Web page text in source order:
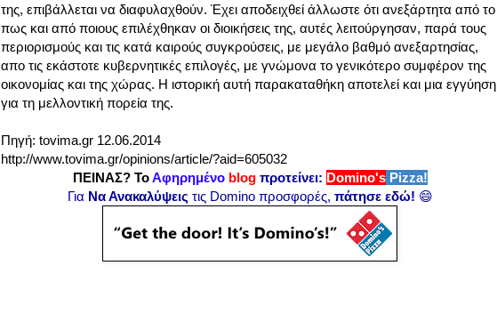
της, επιβάλλεται να διαφυλαχθούν. Έχει αποδειχθεί άλλωστε ότι ανεξάρτητα από το
πως και από ποιους επιλέχθηκαν οι διοικήσεις της, αυτές λειτούργησαν, παρά τους
περιορισμούς και τις κατά καιρούς συγκρούσεις, με μεγάλο βαθμό ανεξαρτησίας,
απο τις εκάστοτε κυβερνητικές επιλογές, με γνώμονα το γενικότερο συμφέρον της
οικονομίας και της χώρας. Η ιστορική αυτή παρακαταθήκη αποτελεί και μια εγγύηση
για τη μελλοντική πορεία της.
Πηγή: tovima.gr 12.06.2014
http://www.tovima.gr/opinions/article/?aid=605032
ΠΕΙΝΑΣ? ΤοΑφηρημένο blog προτείνει: Domino'sPizza!
Για Να Ανακαλύψεις τις Domino προσφορές, πάτησε εδώ! 😄